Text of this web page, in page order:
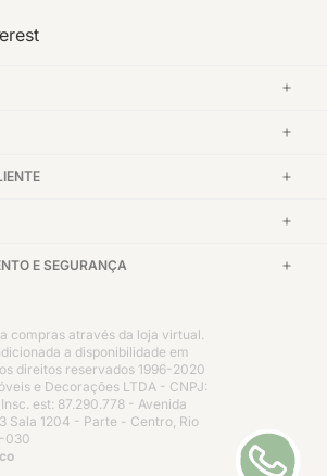
E SEGURANÇA
compras através da loja virtual.
a disponibilidade em
direitos reservados 1996-2020
e Decorações LTDA - CNPJ:
est: 87.290.778 - Avenida
Sala 1204 - Parte - Centro, Rio
030